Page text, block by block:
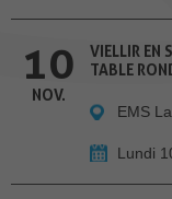
10
NOV.
VIELLIR EN
TABLE
EMS
Lundi